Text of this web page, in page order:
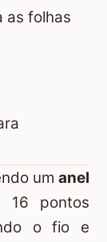
as folhas
umanel
16 pontos
o fio e